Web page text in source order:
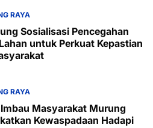
RAYA
Sosialisasi Pencegahan
untuk Perkuat Kepastian
RAYA
Masyarakat Murung
Kewaspadaan Hadapi